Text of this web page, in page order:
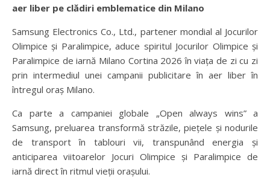
aer liber pe clădiri emblematice din Milano
Samsung Electronics Co., Ltd., partener mondial al Jocurilor
Olimpice și Paralimpice, aduce spiritul Jocurilor Olimpice și
Paralimpice de iarnă Milano Cortina 2026 în viața de zi cu zi
prin intermediul unei campanii publicitare în aer liber în
întregul oraș Milano.
Ca parte a campaniei globale „Open always wins” a
Samsung, preluarea transformă străzile, piețele și nodurile
de transport în tablouri vii, transpunând energia și
anticiparea viitoarelor Jocuri Olimpice și Paralimpice de
iarnă direct în ritmul vieții orașului.